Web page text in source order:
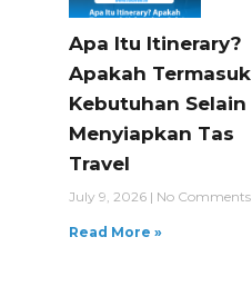
Apa Itu Itinerary?
Apakah Termasuk
Kebutuhan Selain
Menyiapkan Tas
Travel
July 9, 2026 No Comments
Read More »